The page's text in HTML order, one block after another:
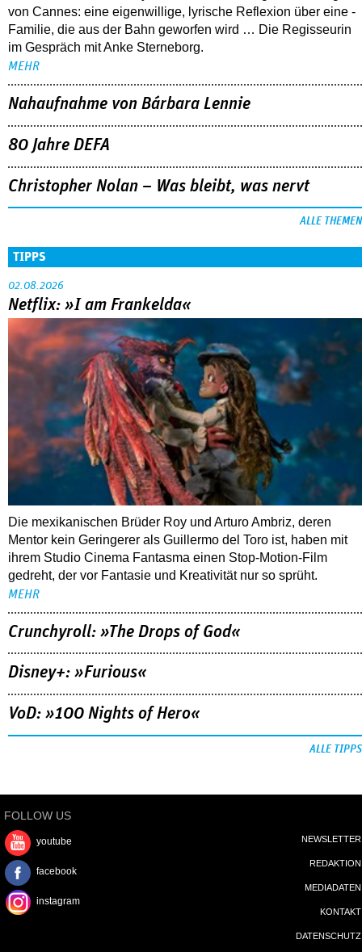
von Cannes: eine eigenwillige, lyrische Reflexion über eine ­
Familie, die aus der Bahn geworfen wird … Die Regisseurin
im Gespräch mit Anke Sterneborg.
MEHR
Nahaufnahme von Bárbara Lennie
80 Jahre DEFA
Christopher Nolan – Was bleibt, was nervt
ALLE THEMEN
TIPPS
02.08.2026
Netflix: »I am Frankelda«
Die mexikanischen Brüder Roy und Arturo Ambriz, deren
Mentor kein Geringerer als Guillermo del Toro ist, haben mit
ihrem Studio Cinema Fantasma einen Stop-Motion-Film
gedreht, der vor Fantasie und Kreativität nur so sprüht.
MEHR
Crunchyroll: »The Drops of God«
Disney+: »Furious«
VoD: »100 Nights of Hero«
ALLE TIPPS
FOLLOW US
youtube
facebook
instagram
NEWSLETTER
REDAKTION
MEDIADATEN
KONTAKT
DATENSCHUTZ